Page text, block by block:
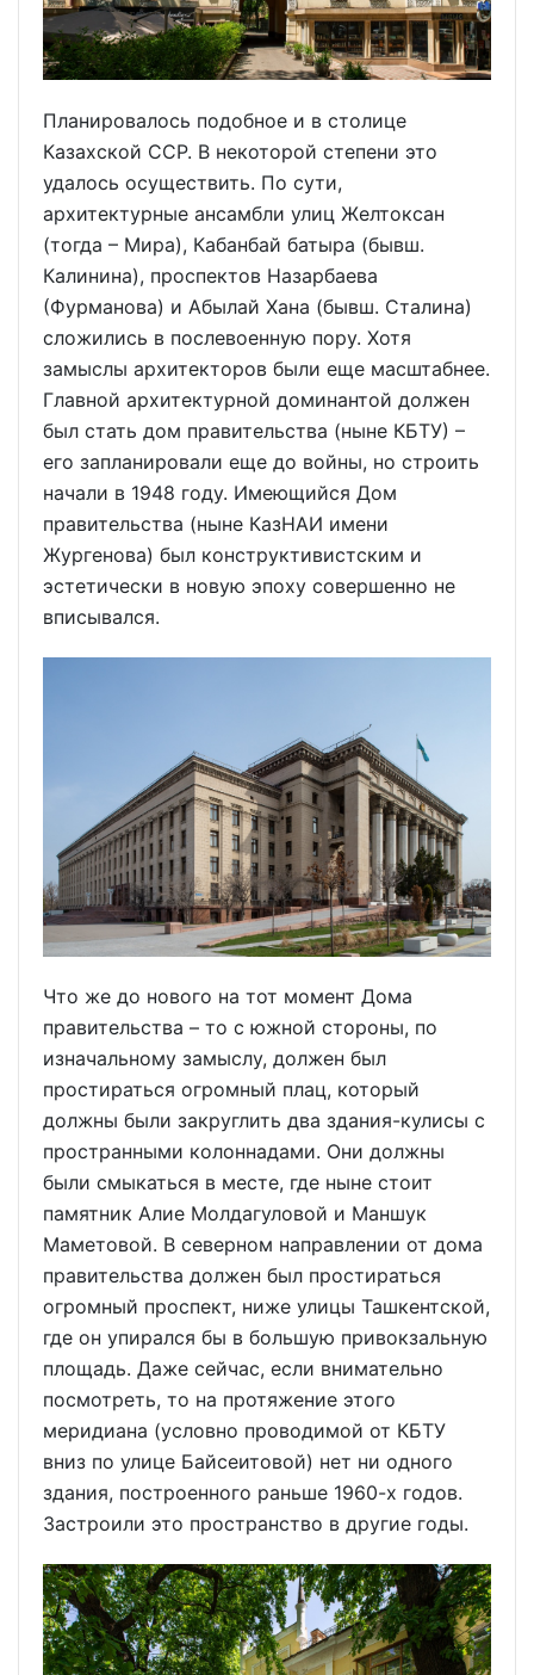
Планировалось подобное и в столице
Казахской ССР. В некоторой степени это
удалось осуществить. По сути,
архитектурные ансамбли улиц Желтоксан
(тогда – Мира), Кабанбай батыра (бывш.
Калинина), проспектов Назарбаева
(Фурманова) и Абылай Хана (бывш. Сталина)
сложились в послевоенную пору. Хотя
замыслы архитекторов были еще масштабнее.
Главной архитектурной доминантой должен
был стать дом правительства (ныне КБТУ) –
его запланировали еще до войны, но строить
начали в 1948 году. Имеющийся Дом
правительства (ныне КазНАИ имени
Жургенова) был конструктивистским и
эстетически в новую эпоху совершенно не
вписывался.
Что же до нового на тот момент Дома
правительства – то с южной стороны, по
изначальному замыслу, должен был
простираться огромный плац, который
должны были закруглить два здания-кулисы с
пространными колоннадами. Они должны
были смыкаться в месте, где ныне стоит
памятник Алие Молдагуловой и Маншук
Маметовой. В северном направлении от дома
правительства должен был простираться
огромный проспект, ниже улицы Ташкентской,
где он упирался бы в большую привокзальную
площадь. Даже сейчас, если внимательно
посмотреть, то на протяжение этого
меридиана (условно проводимой от КБТУ
вниз по улице Байсеитовой) нет ни одного
здания, построенного раньше 1960-х годов.
Застроили это пространство в другие годы.